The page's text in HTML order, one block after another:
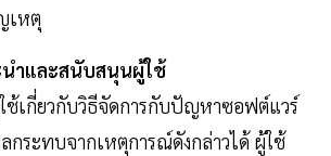
เหตุ
นำและสนับสนุนผู้ใช้
ช้เกี่ยวกับวิธีจัดการกับปัญหาซอฟต์แวร์
กระทบจากเหตุการณ์ดังกล่าวได้ ผู้ใช้